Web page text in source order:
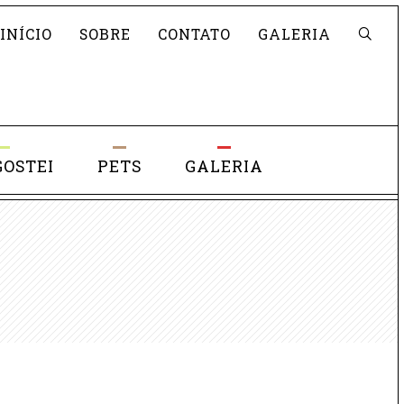
Pesquisar
INÍCIO
SOBRE CONTATO GALERIA
PETS GALERIA